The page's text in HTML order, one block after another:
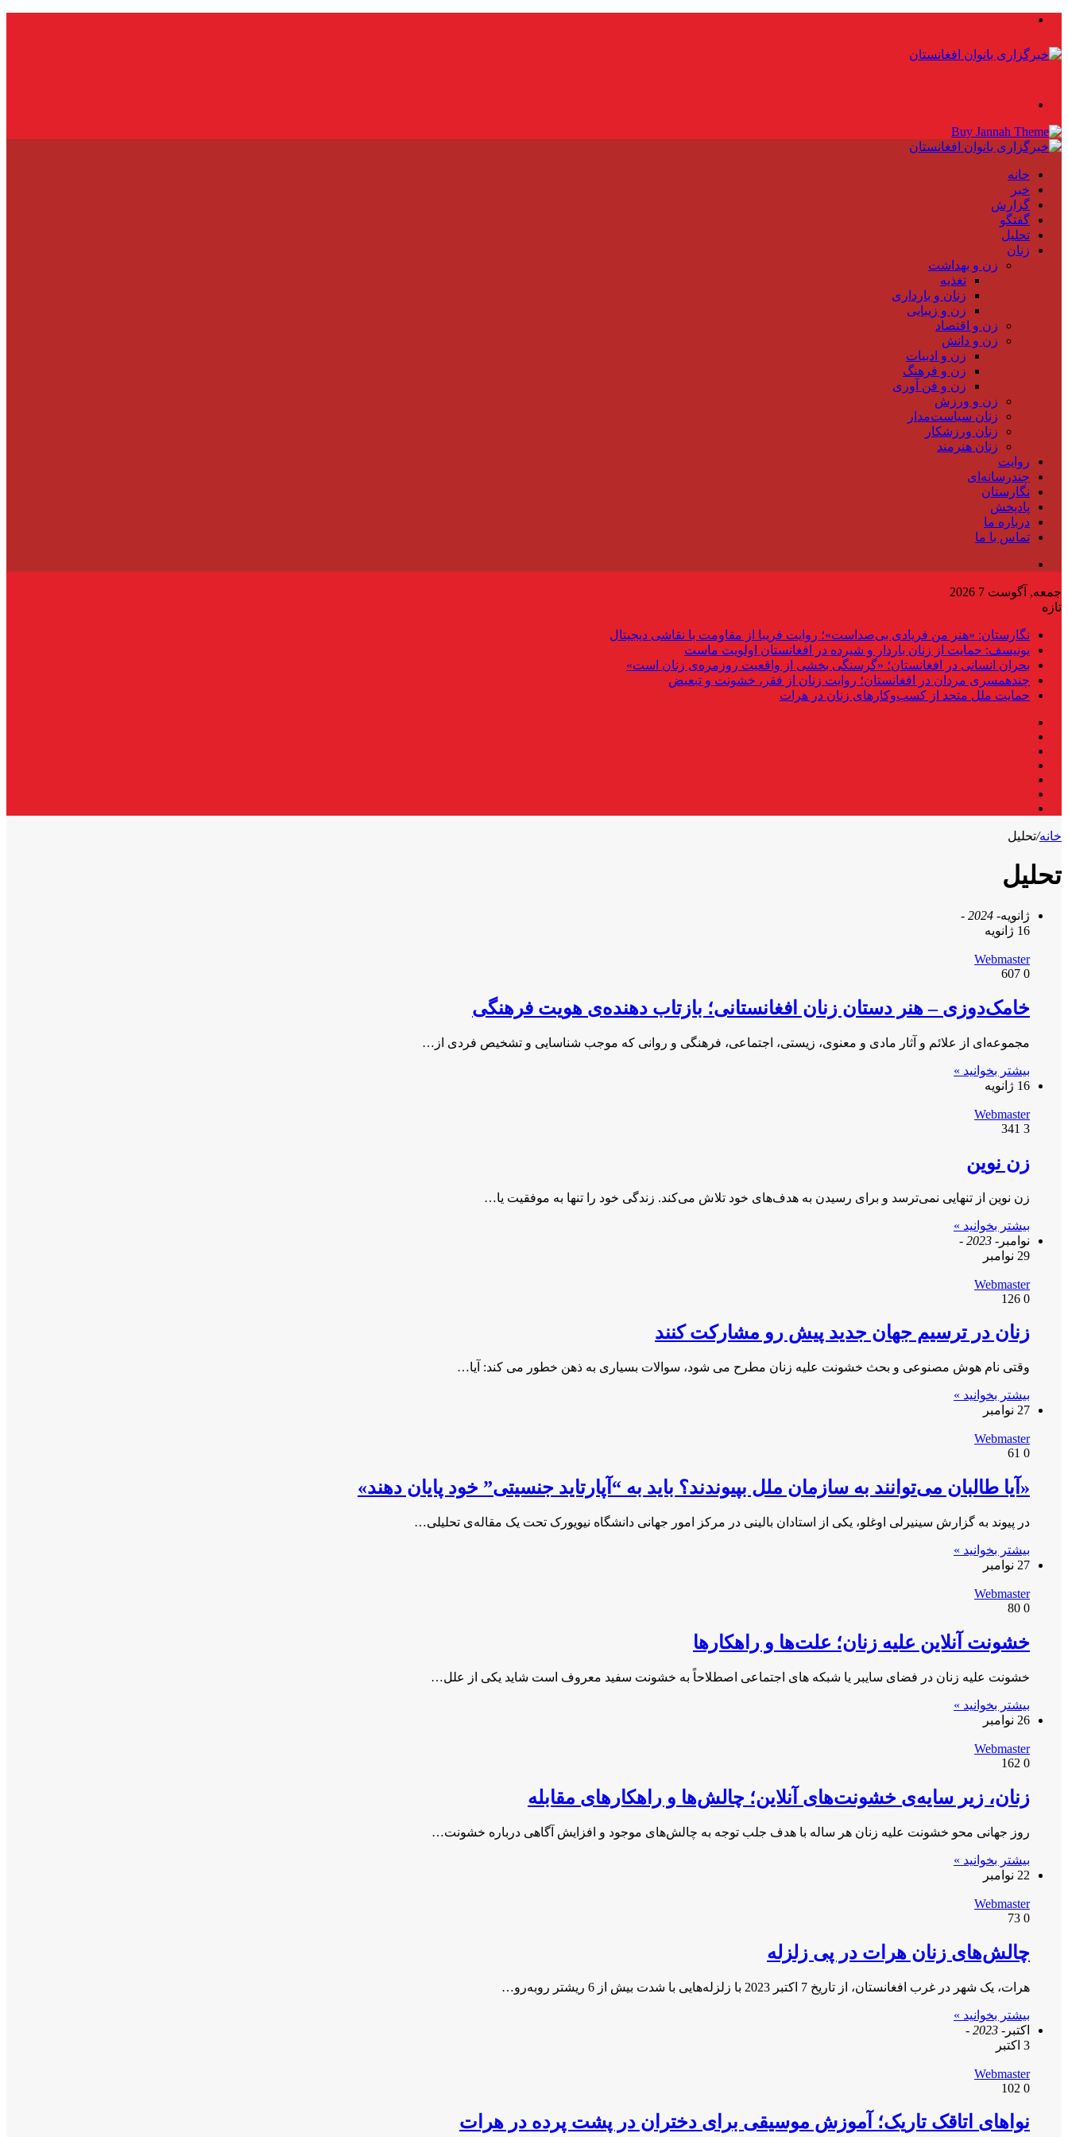
خانه
خبر
گزارش
گفتگو
تحلیل
زنان
زن و بهداشت
تغذیه
زنان و بارداری
زن و زیبایی
زن و اقتصاد
زن و دانش
زن و ادبیات
زن و فرهنگ
زن و فن آوری
زن و ورزش
زنان سیاست‌مدار
زنان ورزشکار
زنان هنرمند
روایت
چندرسانه‌ای
نگارستان
پادپخش
درباره ما
تماس با ما
جمعه, آگوست 7 2026
تازه
نگارستان: «هنر من فریادی بی‌صداست»؛ روایت فریبا از مقاومت با نقاشی دیجیتال
یونیسف: حمایت از زنان باردار و شیرده در افغانستان اولویت ماست
بحران انسانی در افغانستان؛ «گرسنگی بخشی از واقعیت روزمره‌ی زنان است»
چندهمسری مردان در افغانستان؛ روایت زنان از فقر، خشونت و تبعیض
حمایت ملل متحد از کسب‌وکارهای زنان در هرات
خانه/تحلیل
تحلیل
ژانویه- 2024 -
16 ژانویه
Webmaster
0
خامک‌دوزی – هنر دستان زنان افغانستانی؛ بازتاب دهنده‌ی هویت فرهنگی
مجموعه‌ای از علائم و آثار مادی و معنوی، زیستی، اجتماعی، فرهنگی و روانی که موجب شناسایی و تشخیص فردی از…
بیشتر بخوانید »
16 ژانویه
Webmaster
3
زن نوین
زن نوین از تنهایی نمی‌ترسد و برای رسیدن به هدف‌های خود تلاش می‌کند. زندگی خود را تنها به موفقیت یا…
بیشتر بخوانید »
نوامبر - 2023 -
29 نوامبر
Webmaster
0
زنان در ترسیم جهان جدید پیش رو مشارکت کنند
وقتی نام هوش مصنوعی و بحث خشونت علیه زنان مطرح می شود، سوالات بسیاری به ذهن خطور می کند: آیا…
بیشتر بخوانید »
27 نوامبر
Webmaster
0
«آیا طالبان می‌توانند به سازمان ملل بپیوندند؟ باید به “آپارتاید جنسیتی” خود پایان دهند»
در پیوند به گزارش سینیرلی اوغلو، یکی از استادان بالینی در مرکز امور جهانی دانشگاه نیویورک تحت یک مقاله‌ی تحلیلی…
بیشتر بخوانید »
27 نوامبر
Webmaster
0
خشونت آنلاین علیه زنان؛ علت‌ها و راهکارها
خشونت علیه زنان در فضای سایبر یا شبکه های اجتماعی اصطلاحاً به خشونت سفید معروف است شاید یکی از علل…
بیشتر بخوانید »
26 نوامبر
Webmaster
0
زنان، زیر سایه‌ی خشونت‌های آنلاین؛ چالش‌ها و راهکارهای مقابله
روز جهانی محو خشونت علیه زنان هر ساله با هدف جلب توجه به چالش‌های موجود و افزایش آگاهی درباره خشونت…
بیشتر بخوانید »
22 نوامبر
Webmaster
0
چالش‌های زنان هرات در پی زلزله
هرات، یک شهر در غرب افغانستان، از تاریخ 7 اکتبر 2023 با زلزله‌هایی با شدت بیش از 6 ریشتر روبه‌رو…
بیشتر بخوانید »
اکتبر - 2023 -
3 اکتبر
Webmaster
0
نواهای اتاقک تاریک؛ آموزش موسیقی برای دختران در پشت پرده در هرات